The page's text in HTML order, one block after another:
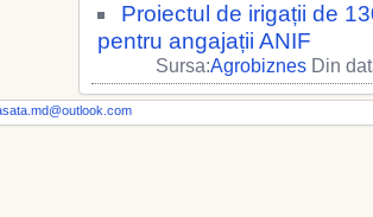
Proiectul de irigații de
pentru angajații ANIF
Sursa:Agrobiznes Din